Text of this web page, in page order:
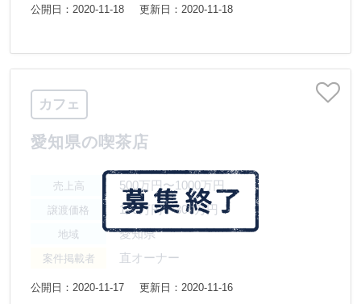
公開日：2020-11-18 更新日：2020-11-18
カフェ
愛知県の喫茶店
売上高 500万円〜1000万円
譲渡価格 100万円〜300万円
地域 愛知県
案件掲載者 直オーナー
公開日：2020-11-17 更新日：2020-11-16